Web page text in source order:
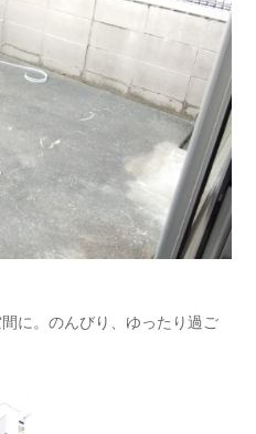
に。のんびり、ゆったり過ご